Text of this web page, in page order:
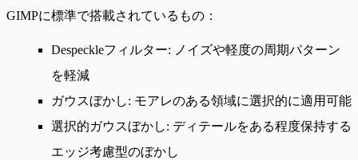
GIMPに標準で搭載されているもの：
Despeckleフィルター: ノイズや軽度の周期パターン
を軽減
ガウスぼかし: モアレのある領域に選択的に適用可能
選択的ガウスぼかし: ディテールをある程度保持する
エッジ考慮型のぼかし